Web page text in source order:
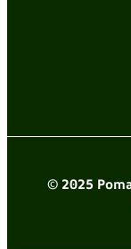
© 2025